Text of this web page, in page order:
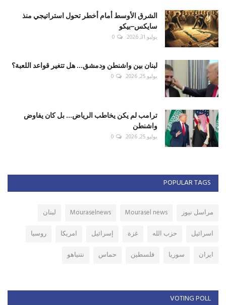
الشرق الأوسط أمام أخطر تحول استراتيجي منذ
سايكس–بيكو
يوليو 31, 2026 0
لبنان بين واشنطن ودمشق... هل تتغير قواعد اللعبة؟
يوليو 25, 2026 0
ترامب لم يكن يخاطب الرياض... بل كان يفاوض
واشنطن
يوليو 25, 2026 0
POPULAR TAGS
مراسل نيوز Mourasel news
Mouraselnews
لبنان
اسرائيل
حزب الله غزة إسرائيل امريكا
روسيا
ايران
سوريا فلسطين حماس نتنياهو
VOTING POLL